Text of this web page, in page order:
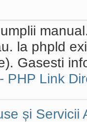
la phpld
Gasesti
PHP Link
și Servicii